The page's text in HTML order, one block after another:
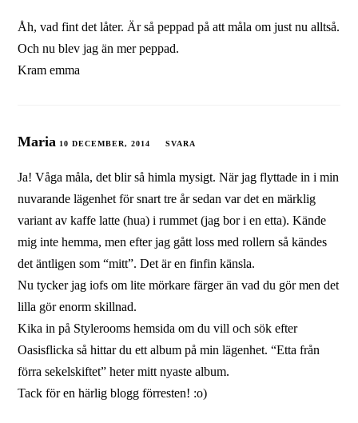
Åh, vad fint det låter. Är så peppad på att måla om just nu alltså.
Och nu blev jag än mer peppad.
Kram emma
Maria 10 DECEMBER, 2014 SVARA
Ja! Våga måla, det blir så himla mysigt. När jag flyttade in i min
nuvarande lägenhet för snart tre år sedan var det en märklig
variant av kaffe latte (hua) i rummet (jag bor i en etta). Kände
mig inte hemma, men efter jag gått loss med rollern så kändes
det äntligen som “mitt”. Det är en finfin känsla.
Nu tycker jag iofs om lite mörkare färger än vad du gör men det
lilla gör enorm skillnad.
Kika in på Stylerooms hemsida om du vill och sök efter
Oasisflicka så hittar du ett album på min lägenhet. “Etta från
förra sekelskiftet” heter mitt nyaste album.
Tack för en härlig blogg förresten! :o)